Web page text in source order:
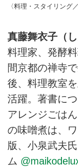
〈料理・スタイリング
真藤舞衣子（
料理家、発酵
間京都の禅寺
後、料理教室
活躍。著書に
アレンジごは
の味噌煮は、
版、小泉武夫
ム